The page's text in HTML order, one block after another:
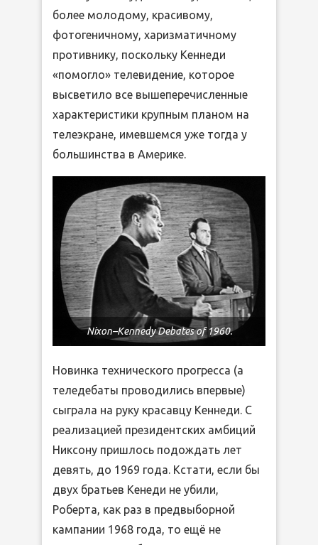
более молодому, красивому,
фотогеничному, харизматичному
противнику, поскольку Кеннеди
«помогло» телевидение, которое
высветило все вышеперечисленные
характеристики крупным планом на
телеэкране, имевшемся уже тогда у
большинства в Америке.
Nixon–Kennedy Debates of 1960.
Новинка технического прогресса (а
теледебаты проводились впервые)
сыграла на руку красавцу Кеннеди. С
реализацией президентских амбиций
Никсону пришлось подождать лет
девять, до 1969 года. Кстати, если бы
двух братьев Кенеди не убили,
Роберта, как раз в предвыборной
кампании 1968 года, то ещё не